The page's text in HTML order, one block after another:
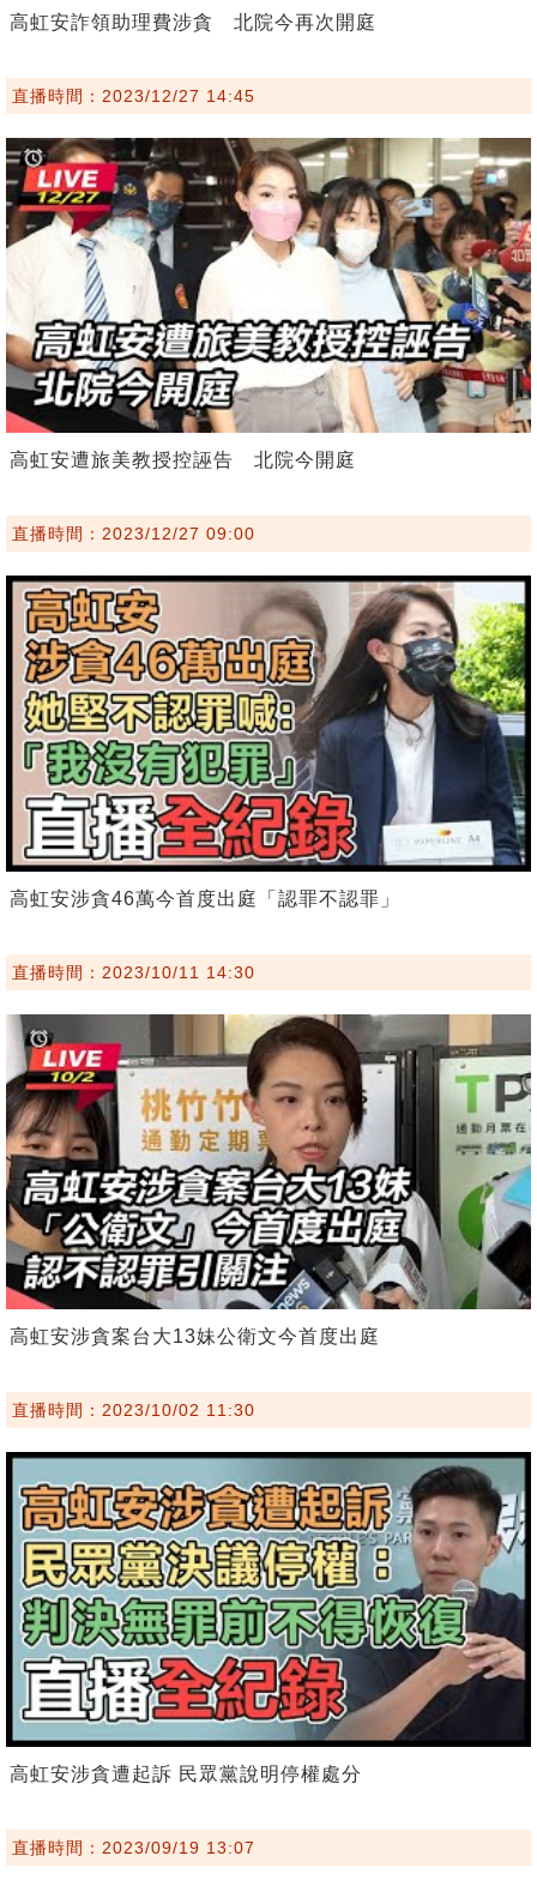
高虹安詐領助理費涉貪 北院今再次開庭
直播時間：2023/12/27 14:45
高虹安遭旅美教授控誣告 北院今開庭
直播時間：2023/12/27 09:00
高虹安涉貪46萬今首度出庭「認罪不認罪」
直播時間：2023/10/11 14:30
高虹安涉貪案台大13妹公衛文今首度出庭
直播時間：2023/10/02 11:30
高虹安涉貪遭起訴 民眾黨說明停權處分
直播時間：2023/09/19 13:07